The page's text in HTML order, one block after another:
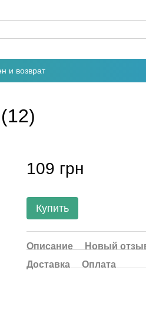
и возврат
109 грн
Купить
Описание
Новый
Доставка
Оплата